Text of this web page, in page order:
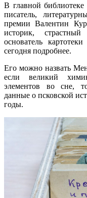
В главной
писатель,
премии Валентин
историк,
основатель
сегодня подробнее.
Его можно назвать
если великий
элементов во сне,
данные о псковской
годы.